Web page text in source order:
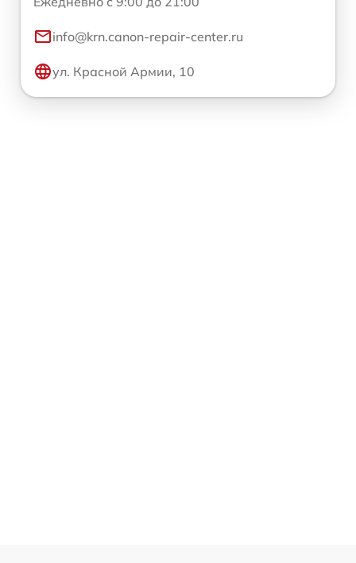
info@krn.canon-repair-center.ru
ул. Красной Армии, 10